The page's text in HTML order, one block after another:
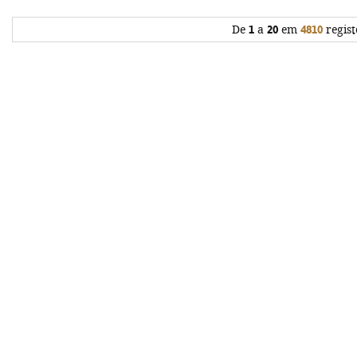
De 1a 20em 4810